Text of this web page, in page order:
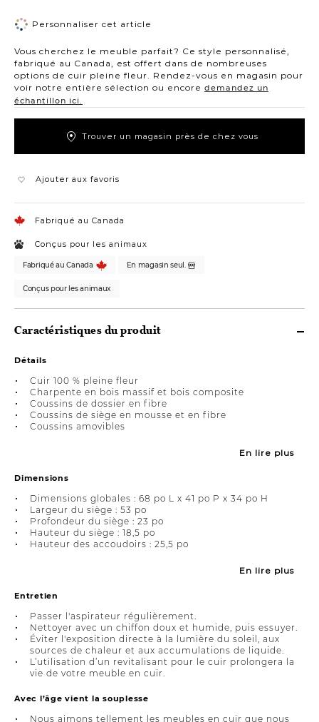
Personnaliser cet article
Vous cherchez le meuble parfait? Ce style personnalisé,
fabriqué au Canada, est offert dans de nombreuses
options de cuir pleine fleur. Rendez-vous en magasin pour
voir notre entière sélection ou encore demandez un
échantillon ici.
Trouver un magasin près de chez vous
Ajouter aux favoris
Fabriqué au Canada
Conçus pour les animaux
Fabriqué au Canada En magasin seul.
Conçus pour les animaux
Caractéristiques du produit
Détails
Cuir 100 % pleine fleur
Charpente en bois massif et bois composite
Coussins de dossier en fibre
Coussins de siège en mousse et en fibre
Coussins amovibles
En lire plus
Dimensions
Dimensions globales : 68 po L x 41 po P x 34 po H
Largeur du siège : 53 po
Profondeur du siège : 23 po
Hauteur du siège : 18,5 po
Hauteur des accoudoirs : 25,5 po
En lire plus
Entretien
Passer l'aspirateur régulièrement.
Nettoyer avec un chiffon doux et humide, puis essuyer.
Éviter l'exposition directe à la lumière du soleil, aux
sources de chaleur et aux accumulations de liquide.
L’utilisation d’un revitalisant pour le cuir prolongera la
vie de votre meuble en cuir.
Avec l’âge vient la souplesse
Nous aimons tellement les meubles en cuir que nous